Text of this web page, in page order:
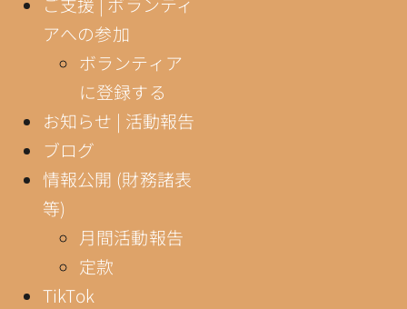
アへの参加
ボランティア
に登録する
お知らせ | 活動報告
ブログ
情報公開 (財務諸表
等)
月間活動報告
定款
TikTok